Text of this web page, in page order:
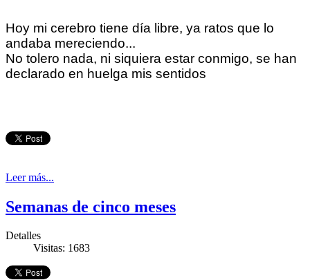
Hoy mi cerebro tiene día libre, ya ratos que lo
andaba mereciendo...
No tolero nada, ni siquiera estar conmigo, se han
declarado en huelga mis sentidos
Leer más...
Semanas de cinco meses
Detalles
Visitas: 1683